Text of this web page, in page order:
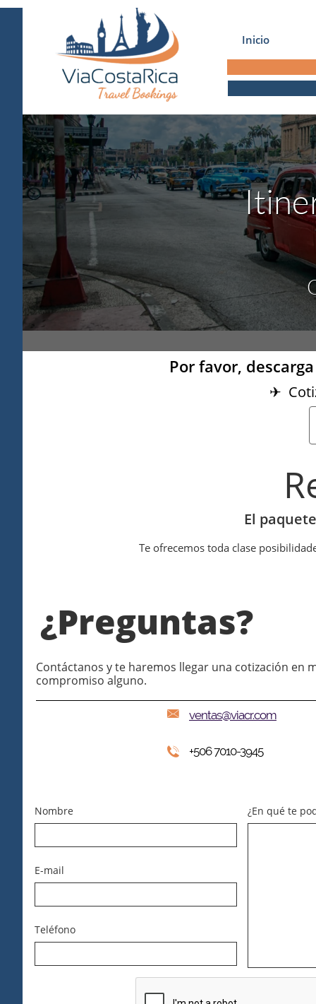
Inicio
Por favor,
✈
Te ofrecemos toda clase
El
Nombre
E-mail
Teléfono
¿En qué te
Contáctanos y te haremos llegar una cotización en
compromiso alguno.
¿Preguntas?

 +506 7010-3945
ventas@viacr.com